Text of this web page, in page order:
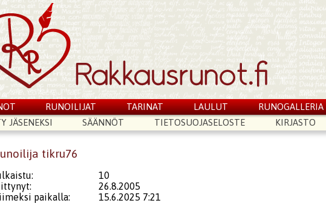
RUNOILIJAT TARINAT LAULUT
RUNOGALLERIA
JÄSENEKSI
SÄÄNNÖT TIETOSUOJASELOSTE KIRJASTO
tikru76
10
26.8.2005
paikalla:
15.6.2025 7:21